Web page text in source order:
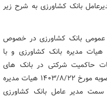
بانک کشاورزی به شرح زیر
به مصوبه ۱۴۰۳/۸/۲۲ مجمع عمومی بانک کشاورزی در خصوص
هیات مدیره بانک کشاورزی و با
الزامات حاکمیت شرکتی در بانک های
دولتی مصوب مجمع عمومی بانک ها و مصوبه مورخ ۱۴۰۳/۸/۲۲ هیات مدیره
مدیر عامل بانک کشاورزی